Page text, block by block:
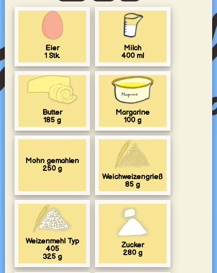
Eier
1 Stk.
Milch
400 ml
Butter
185 g
Margarine
100 g
Mohn gemahlen
250 g
Weichweizengrieß
85 g
Weizenmehl Typ
405
325 g
Zucker
280 g